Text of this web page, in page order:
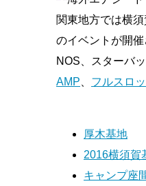
関東地方では横
のイベントが開催
NOS、スターバ
AMP
フルスロ
厚木基地
2016横須賀
キャンプ座